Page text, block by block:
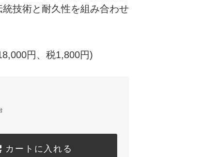
技術と耐久性を組み合わせ
円、税1,800円)
カートに入れる